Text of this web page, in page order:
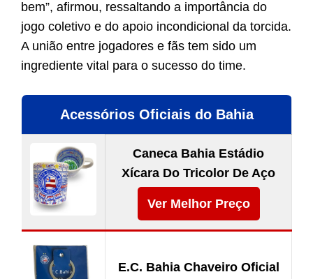
bem”, afirmou, ressaltando a importância do
jogo coletivo e do apoio incondicional da torcida.
A união entre jogadores e fãs tem sido um
ingrediente vital para o sucesso do time.
Acessórios Oficiais do Bahia
Caneca Bahia Estádio
Xícara Do Tricolor De Aço
Ver Melhor Preço
E.C. Bahia Chaveiro Oficial